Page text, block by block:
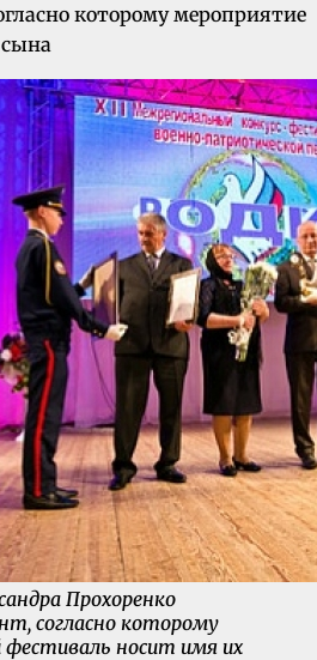
которому мероприятие
Прохоренко
согласно которому
носит имя их